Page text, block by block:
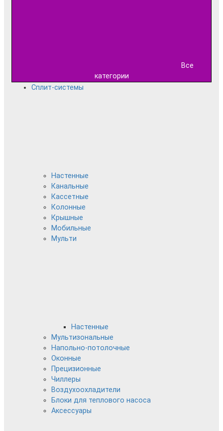
Все
категории
Сплит-системы
Настенные
Канальные
Кассетные
Колонные
Крышные
Мобильные
Мульти
Настенные
Мультизональные
Напольно-потолочные
Оконные
Прецизионные
Чиллеры
Воздухоохладители
Блоки для теплового насоса
Аксессуары